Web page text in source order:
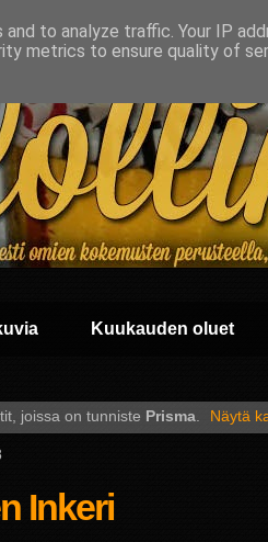
Kuukauden oluet
joissa on tunniste Prisma. Näytä
Inkeri
to analyze traffic. Your IP
metrics to ensure quality of